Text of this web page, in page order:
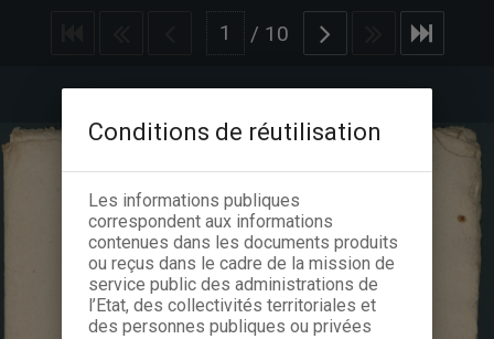
/ 10
Conditions de réutilisation
Les informations publiques
correspondent aux informations
contenues dans les documents produits
ou reçus dans le cadre de la mission de
service public des administrations de
l’Etat, des collectivités territoriales et
des personnes publiques ou privées